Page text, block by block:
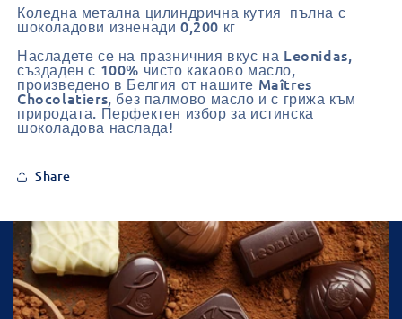
Коледна метална цилиндрична кутия пълна с
шоколадови изненади 0,200 кг
Насладете се на празничния вкус на Leonidas,
създаден с 100% чисто какаово масло,
произведено в Белгия от нашите Maîtres
Chocolatiers, без палмово масло и с грижа към
природата. Перфектен избор за истинска
шоколадова наслада!
Share